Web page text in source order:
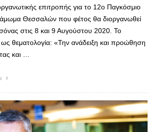
επιτροπής για το 12ο Παγκόσμιο
Θεσσαλών που φέτος θα διοργανωθεί
στις 8 και 9 Αυγούστου 2020. Το
ως θεματολογία: «Την ανάδειξη και προώθηση
και …